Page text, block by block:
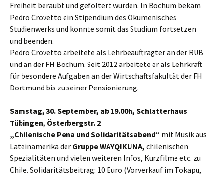
Freiheit beraubt und gefoltert wurden. In Bochum bekam
Pedro Crovetto ein Stipendium des Ökumenisches
Studienwerks und konnte somit das Studium fortsetzen
und beenden.
Pedro Crovetto arbeitete als Lehrbeauftragter an der RUB
und an der FH Bochum. Seit 2012 arbeitete er als Lehrkraft
für besondere Aufgaben an der Wirtschaftsfakultät der FH
Dortmund bis zu seiner Pensionierung.
Samstag, 30. September, ab 19.00h, Schlatterhaus
Tübingen, Österbergstr. 2
„Chilenische Pena und Solidaritätsabend“ mit Musik aus
Lateinamerika der Gruppe WAYQIKUNA, chilenischen
Spezialitäten und vielen weiteren Infos, Kurzfilme etc. zu
Chile. Solidaritätsbeitrag: 10 Euro (Vorverkauf im Tokapu,